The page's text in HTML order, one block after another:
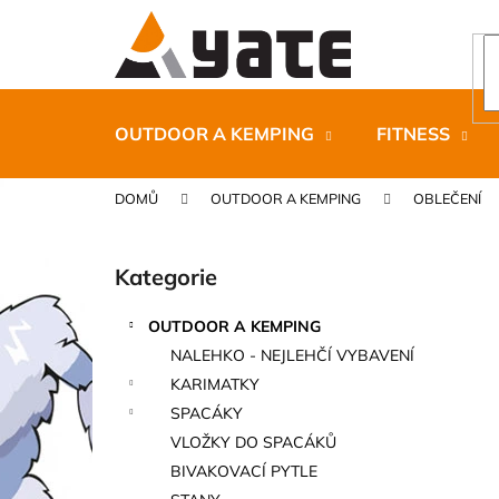
OUTDOOR A KEMPING FITNESS
DOMŮ OUTDOOR A KEMPING OBLEČENÍ
r
a
n
Přeskočit
kategorie
Kategorie
OUTDOOR A KEMPING
NALEHKO - NEJLEHČÍ VYBAVENÍ
KARIMATKY
SPACÁKY
VLOŽKY DO SPACÁKŮ
BIVAKOVACÍ PYTLE
í
do
do
CARNOSPORT GEL 100 ML
899 Kč